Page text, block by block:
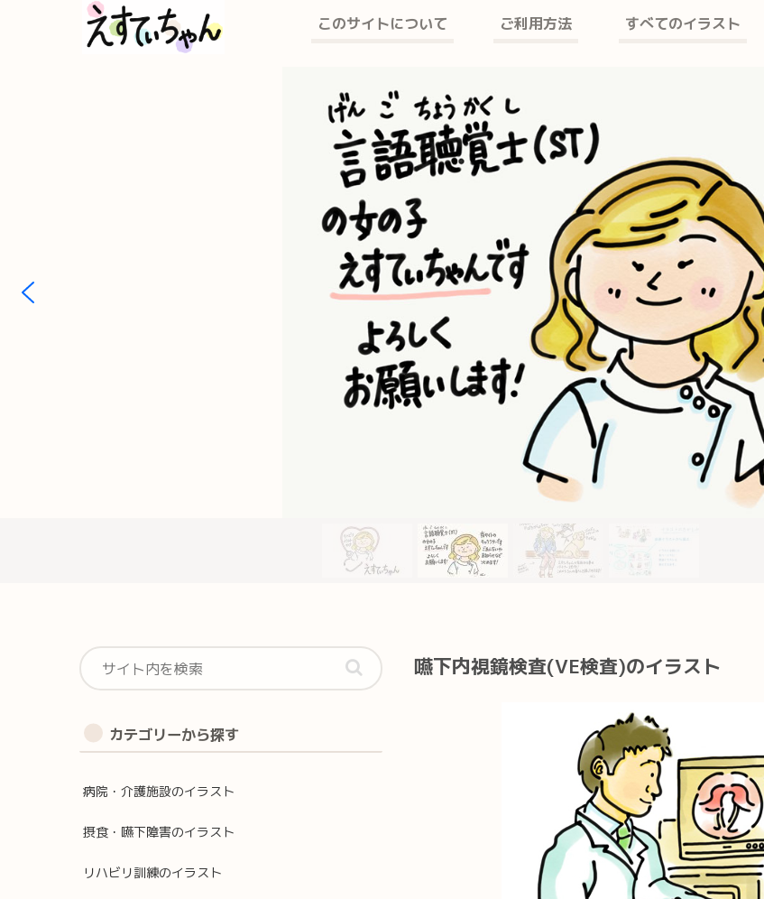
このサイトについて ご利用方法 すべてのイラスト
嚥下内視鏡検査(VE検査)のイラスト
カテゴリーから探す
病院・介護施設のイラスト
摂食・嚥下障害のイラスト
リハビリ訓練のイラスト